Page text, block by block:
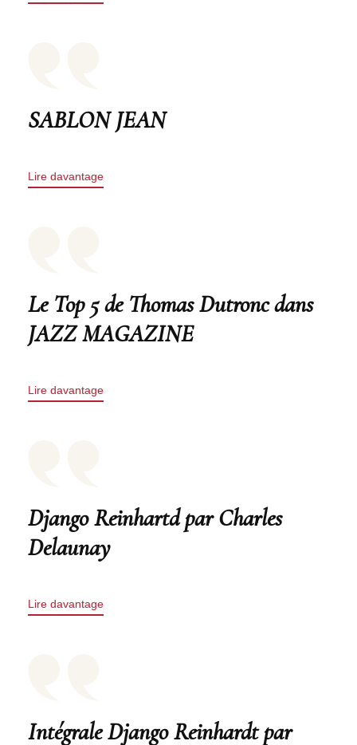
SABLON JEAN
Lire davantage
Le Top 5 de Thomas Dutronc dans
JAZZ MAGAZINE
Lire davantage
Django Reinhartd par Charles
Delaunay
Lire davantage
Intégrale Django Reinhardt par